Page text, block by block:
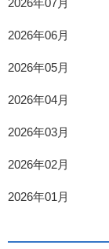
2026年06月
2026年05月
2026年04月
2026年03月
2026年02月
2026年01月